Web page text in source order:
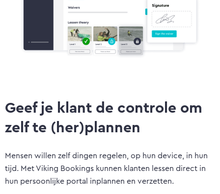
Geef je klant de controle om
zelf te (her)plannen
Mensen willen zelf dingen regelen, op hun device, in hun
tijd. Met Viking Bookings kunnen klanten lessen direct in
hun persoonlijke portal inplannen en verzetten.